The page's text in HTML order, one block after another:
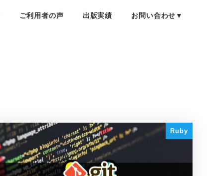
ご利用者の声 出版実績 お問い合わせ▼
Ruby